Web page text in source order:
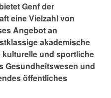
Genf der
eine Vielzahl von
Angebot an
akademische
und sportliche
Gesundheitswesen und
öffentliches